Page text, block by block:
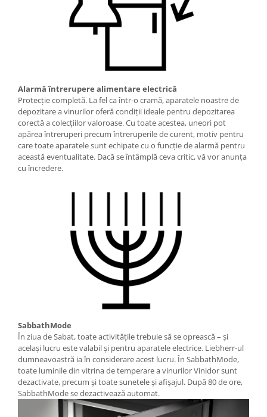
Alarmă întrerupere alimentare electrică
Protecţie completă. La fel ca într-o cramă, aparatele noastre de
depozitare a vinurilor oferă condiţii ideale pentru depozitarea
corectă a colecţiilor valoroase. Cu toate acestea, uneori pot
apărea întreruperi precum întreruperile de curent, motiv pentru
care toate aparatele sunt echipate cu o funcţie de alarmă pentru
această eventualitate. Dacă se întâmplă ceva critic, vă vor anunţa
cu încredere.
SabbathMode
În ziua de Sabat, toate activităţile trebuie să se oprească – şi
acelaşi lucru este valabil şi pentru aparatele electrice. Liebherr-ul
dumneavoastră ia în considerare acest lucru. În SabbathMode,
toate luminile din vitrina de temperare a vinurilor Vinidor sunt
dezactivate, precum și toate sunetele și afișajul. După 80 de ore,
SabbathMode se dezactivează automat.